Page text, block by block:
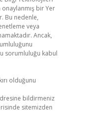
bir Yer
Bu nedenle,
veya
Ancak,
sorumluluğu kabul
olduğunu
bildirmeniz
sitemizden